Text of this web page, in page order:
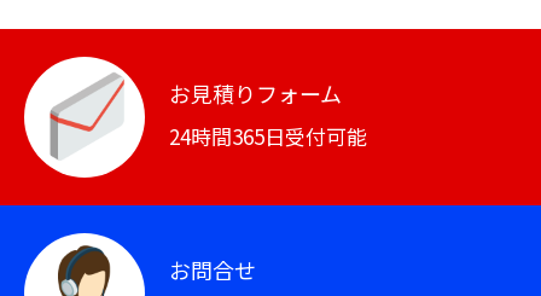
お見積りフォーム
24時間365日受付可能
お問合せ